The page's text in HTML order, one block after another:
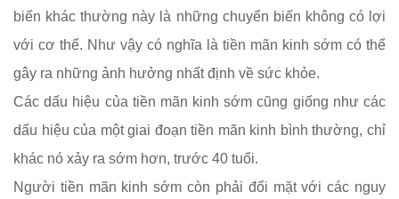
biến khác thường này là những chuyển biến không có lợi
với cơ thể. Như vậy có nghĩa là tiền mãn kinh sớm có thể
gây ra những ảnh hưởng nhất định về sức khỏe.
Các dấu hiệu của tiền mãn kinh sớm cũng giống như các
dấu hiệu của một giai đoạn tiền mãn kinh bình thường, chỉ
khác nó xảy ra sớm hơn, trước 40 tuổi.
Người tiền mãn kinh sớm còn phải đối mặt với các nguy